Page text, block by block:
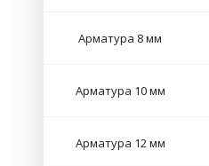
Арматура 8 мм
Арматура 10 мм
Арматура 12 мм